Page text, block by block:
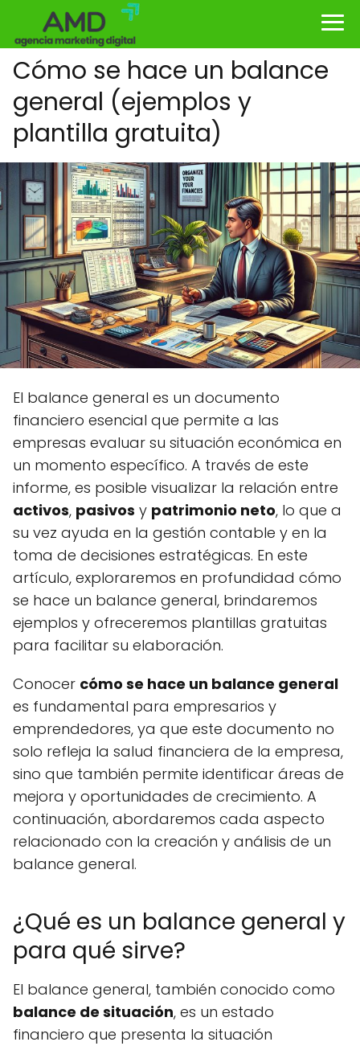
Cómo se hace un balance
general (ejemplos y
plantilla gratuita)
El balance general es un documento
financiero esencial que permite a las
empresas evaluar su situación económica en
un momento específico. A través de este
informe, es posible visualizar la relación entre
activos, pasivos y patrimonio neto, lo que a
su vez ayuda en la gestión contable y en la
toma de decisiones estratégicas. En este
artículo, exploraremos en profundidad cómo
se hace un balance general, brindaremos
ejemplos y ofreceremos plantillas gratuitas
para facilitar su elaboración.
Conocer cómo se hace un balance general
es fundamental para empresarios y
emprendedores, ya que este documento no
solo refleja la salud financiera de la empresa,
sino que también permite identificar áreas de
mejora y oportunidades de crecimiento. A
continuación, abordaremos cada aspecto
relacionado con la creación y análisis de un
balance general.
¿Qué es un balance general y
para qué sirve?
El balance general, también conocido como
balance de situación, es un estado
financiero que presenta la situación